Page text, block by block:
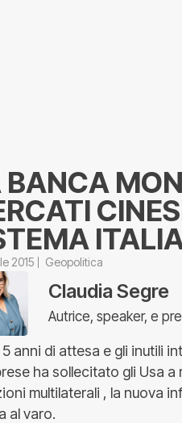
2015 Geopolitica
Claudia Segre
Autrice, speaker, e
anni di attesa e gli inutili
ha sollecitato gli Usa a
multilaterali , la nuova
al varo.